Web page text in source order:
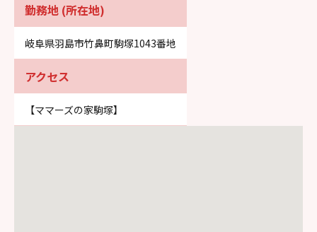
勤務地 (所在地)
岐阜県羽島市竹鼻町駒塚1043番地
アクセス
【ママーズの家駒塚】